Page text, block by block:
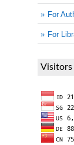
For
For